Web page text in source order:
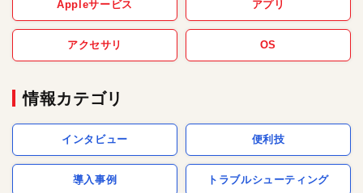
Appleサービス アプリ
アクセサリ OS
情報カテゴリ
インタビュー 便利技
導入事例 トラブルシューティング